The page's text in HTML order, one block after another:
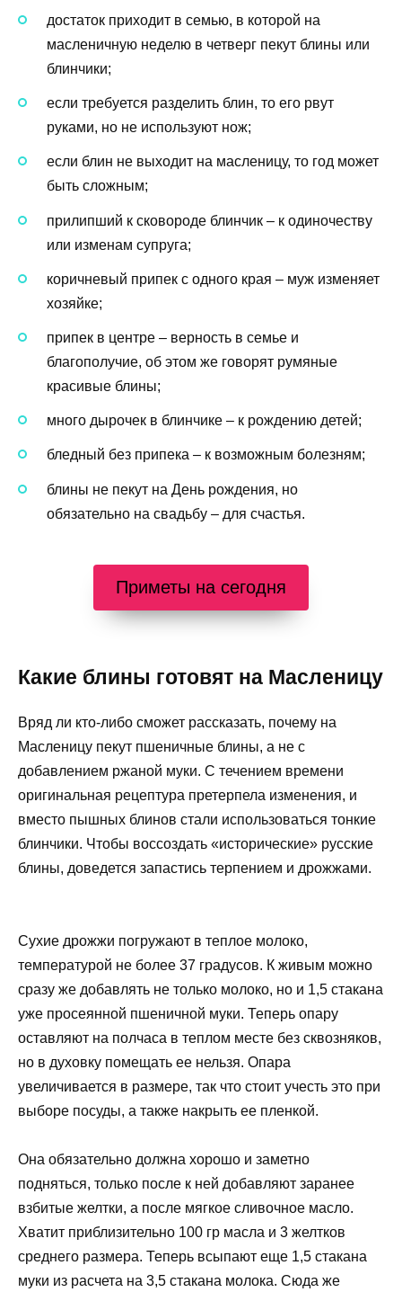
достаток приходит в семью, в которой на
масленичную неделю в четверг пекут блины или
блинчики;
если требуется разделить блин, то его рвут
руками, но не используют нож;
если блин не выходит на масленицу, то год может
быть сложным;
прилипший к сковороде блинчик – к одиночеству
или изменам супруга;
коричневый припек с одного края – муж изменяет
хозяйке;
припек в центре – верность в семье и
благополучие, об этом же говорят румяные
красивые блины;
много дырочек в блинчике – к рождению детей;
бледный без припека – к возможным болезням;
блины не пекут на День рождения, но
обязательно на свадьбу – для счастья.
Приметы на сегодня
Какие блины готовят на Масленицу
Вряд ли кто-либо сможет рассказать, почему на
Масленицу пекут пшеничные блины, а не с
добавлением ржаной муки. С течением времени
оригинальная рецептура претерпела изменения, и
вместо пышных блинов стали использоваться тонкие
блинчики. Чтобы воссоздать «исторические» русские
блины, доведется запастись терпением и дрожжами.
Сухие дрожжи погружают в теплое молоко,
температурой не более 37 градусов. К живым можно
сразу же добавлять не только молоко, но и 1,5 стакана
уже просеянной пшеничной муки. Теперь опару
оставляют на полчаса в теплом месте без сквозняков,
но в духовку помещать ее нельзя. Опара
увеличивается в размере, так что стоит учесть это при
выборе посуды, а также накрыть ее пленкой.
Она обязательно должна хорошо и заметно
подняться, только после к ней добавляют заранее
взбитые желтки, а после мягкое сливочное масло.
Хватит приблизительно 100 гр масла и 3 желтков
среднего размера. Теперь всыпают еще 1,5 стакана
муки из расчета на 3,5 стакана молока. Сюда же